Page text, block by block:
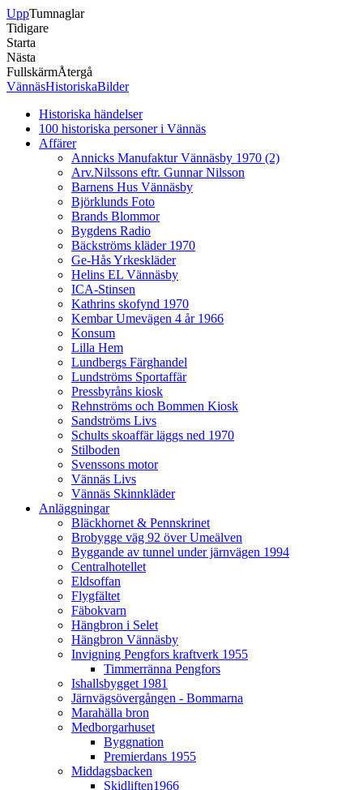
UppTumnaglar
Tidigare
Starta
Nästa
FullskärmÅtergå
VännäsHistoriskaBilder
Historiska händelser
100 historiska personer i Vännäs
Affärer
Annicks Manufaktur Vännäsby 1970 (2)
Arv.Nilssons eftr. Gunnar Nilsson
Barnens Hus Vännäsby
Björklunds Foto
Brands Blommor
Bygdens Radio
Bäckströms kläder 1970
Ge-Hås Yrkeskläder
Helins EL Vännäsby
ICA-Stinsen
Kathrins skofynd 1970
Kembar Umevägen 4 år 1966
Konsum
Lilla Hem
Lundbergs Färghandel
Lundströms Sportaffär
Pressbyråns kiosk
Rehnströms och Bommen Kiosk
Sandströms Livs
Schults skoaffär läggs ned 1970
Stilboden
Svenssons motor
Vännäs Livs
Vännäs Skinnkläder
Anläggningar
Bläckhornet & Pennskrinet
Brobygge väg 92 över Umeälven
Byggande av tunnel under järnvägen 1994
Centralhotellet
Eldsoffan
Flygfältet
Fäbokvarn
Hängbron i Selet
Hängbron Vännäsby
Invigning Pengfors kraftverk 1955
Timmerränna Pengfors
Ishallsbygget 1981
Järnvägsövergången - Bommarna
Marahälla bron
Medborgarhuset
Byggnation
Premierdans 1955
Middagsbacken
Skidliften1966